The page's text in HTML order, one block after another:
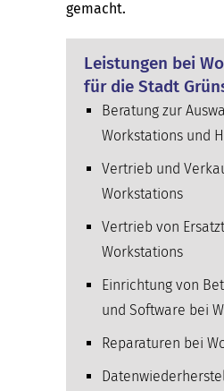
gemacht.
Leistungen bei
für die Stadt
Beratung zur
Workstations und
Vertrieb und
Workstations
Vertrieb von
Workstations
Einrichtung von
und Software bei
Reparaturen bei